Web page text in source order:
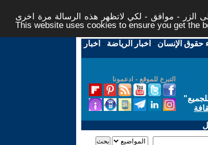
الزر - موافق - لكي لاتظهر هذه الرسالة مرة اخرى -
This website uses cookies to ensure you get the
حقوق الإنسان - اخبار الرياضة - اخبار
التبرع للموقع - ادعمونا
"